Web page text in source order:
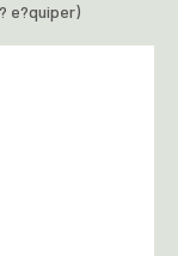
e?quiper)